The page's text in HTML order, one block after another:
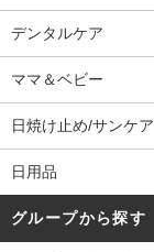
デンタルケア
ママ＆ベビー
日焼け止め/サンケア
日用品
グループから探す